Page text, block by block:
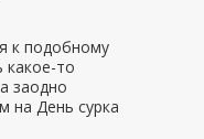
к подобному
какое-то
заодно
на День сурка